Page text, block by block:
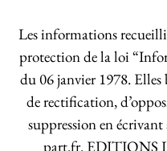
Les informations
protection de la loi
du 06 janvier 1978. Elles
de rectification,
suppression en
part.fr. EDITIONS